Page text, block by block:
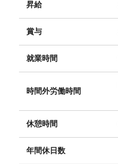
昇給
賞与
就業時間
時間外労働時間
休憩時間
年間休日数